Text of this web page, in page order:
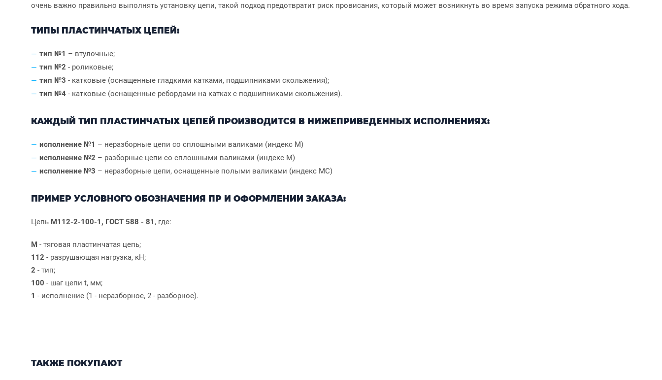
очень важно правильно выполнять установку цепи, такой подход предотвратит риск провисания, который может возникнуть во время запуска режима обратного хода.
ТИПЫ ПЛАСТИНЧАТЫХ ЦЕПЕЙ:
тип №1 – втулочные;
тип №2 - роликовые;
тип №3 - катковые (оснащенные гладкими катками, подшипниками скольжения);
тип №4 - катковые (оснащенные ребордами на катках с подшипниками скольжения).
КАЖДЫЙ ТИП ПЛАСТИНЧАТЫХ ЦЕПЕЙ ПРОИЗВОДИТСЯ В НИЖЕПРИВЕДЕННЫХ ИСПОЛНЕНИЯХ:
исполнение №1 – неразборные цепи со сплошными валиками (индекс М)
исполнение №2 – разборные цепи со сплошными валиками (индекс М)
исполнение №3 – неразборные цепи, оснащенные полыми валиками (индекс МС)
ПРИМЕР УСЛОВНОГО ОБОЗНАЧЕНИЯ ПР И ОФОРМЛЕНИИ ЗАКАЗА:
Цепь М112-2-100-1, ГОСТ 588 - 81 , где:
М - тяговая пластинчатая цепь;
112 - разрушающая нагрузка, кН;
2 - тип;
100 - шаг цепи t, мм;
1 - исполнение (1 - неразборное, 2 - разборное).
ТАКЖЕ ПОКУПАЮТ